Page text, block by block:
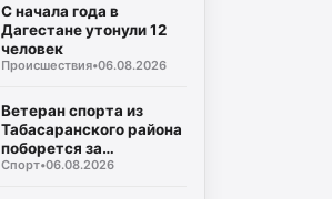
С начала года в
Дагестане утонули 12
человек
Происшествия•06.08.2026
Ветеран спорта из
Табасаранского района
поборется за
объединение двух
Спорт•06.08.2026